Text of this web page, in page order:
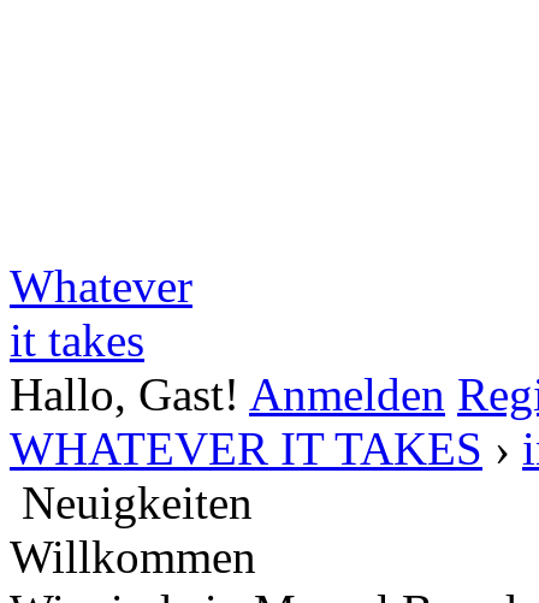
Whatever
it takes
Hallo, Gast! Anmelden
WHATEVER IT TAKES ›
Neuigkeiten
Willkommen